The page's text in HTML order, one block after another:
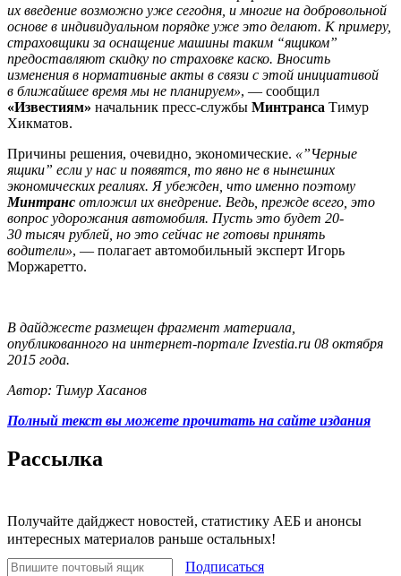
их введение возможно уже сегодня, и многие на добровольной
основе в индивидуальном порядке уже это делают. К примеру,
страховщики за оснащение машины таким “ящиком”
предоставляют скидку по страховке каско. Вносить
изменения в нормативные акты в связи с этой инициативой
в ближайшее время мы не планируем», — сообщил
«Известиям» начальник пресс-службы Минтранса Тимур
Хикматов.
Причины решения, очевидно, экономические. «”Черные
ящики” если у нас и появятся, то явно не в нынешних
экономических реалиях. Я убежден, что именно поэтому
Минтранс отложил их внедрение. Ведь, прежде всего, это
вопрос удорожания автомобиля. Пусть это будет 20-
30 тысяч рублей, но это сейчас не готовы принять
водители», — полагает автомобильный эксперт Игорь
Моржаретто.
В дайджесте размещен фрагмент материала,
опубликованного на интернет-портале Izvestia.ru 08 октября
2015 года.
Автор: Тимур Хасанов
Полный текст вы можете прочитать на сайте издания
Рассылка
Получайте дайджест новостей, статистику АЕБ и анонсы
интересных материалов раньше остальных!
Подписаться